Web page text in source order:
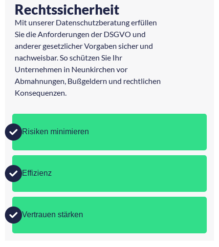
Risiken minimieren
Effizienz
Vertrauen stärken
Rechtssicherheit
Mit unserer Datenschutzberatung erfüllen
Sie die Anforderungen der DSGVO und
anderer gesetzlicher Vorgaben sicher und
nachweisbar. So schützen Sie Ihr
Unternehmen in Neunkirchen vor
Abmahnungen, Bußgeldern und rechtlichen
Konsequenzen.